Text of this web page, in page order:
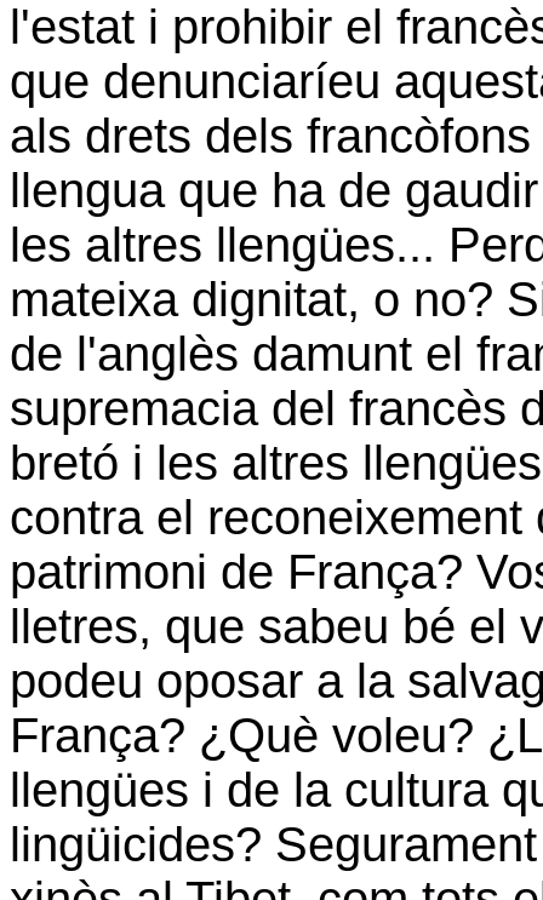
l'estat i prohibir el
que denunciaríeu
als drets dels
llengua que ha de
les altres llengües...
mateixa dignitat, o no?
de l'anglès damunt el
supremacia del francès
bretó i les altres
contra el
patrimoni de França?
lletres, que sabeu bé el
podeu oposar a la
França? ¿Què voleu?
llengües i de la cultura
lingüicides?